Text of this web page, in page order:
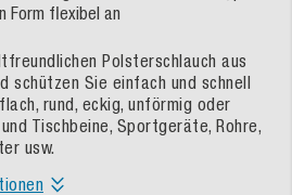
Form flexibel an
Polsterschlauch aus
schützen Sie einfach und schnell
rund, eckig, unförmig oder
Tischbeine, Sportgeräte, Rohre,
usw.